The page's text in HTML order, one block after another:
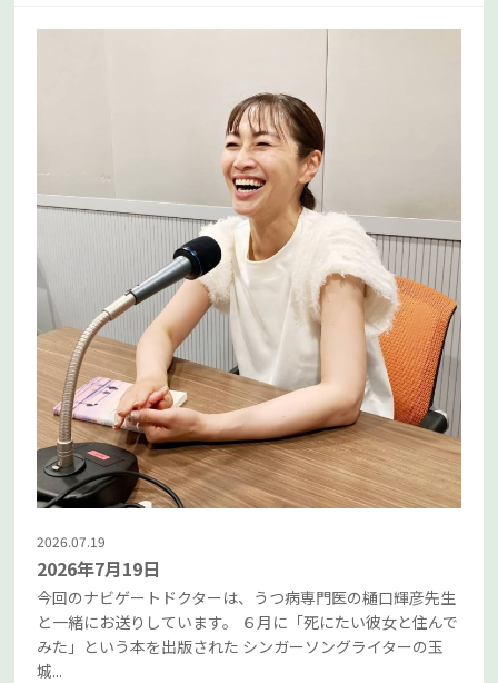
2026.07.19
2026年7月19日
今回のナビゲートドクターは、うつ病専門医の樋口輝彦先生
と一緒にお送りしています。 ６月に「死にたい彼女と住んで
みた」という本を出版された シンガーソングライターの玉
城...